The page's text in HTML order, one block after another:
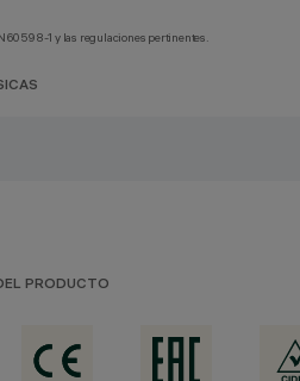
1 y las regulaciones pertinentes.
PRODUCTO